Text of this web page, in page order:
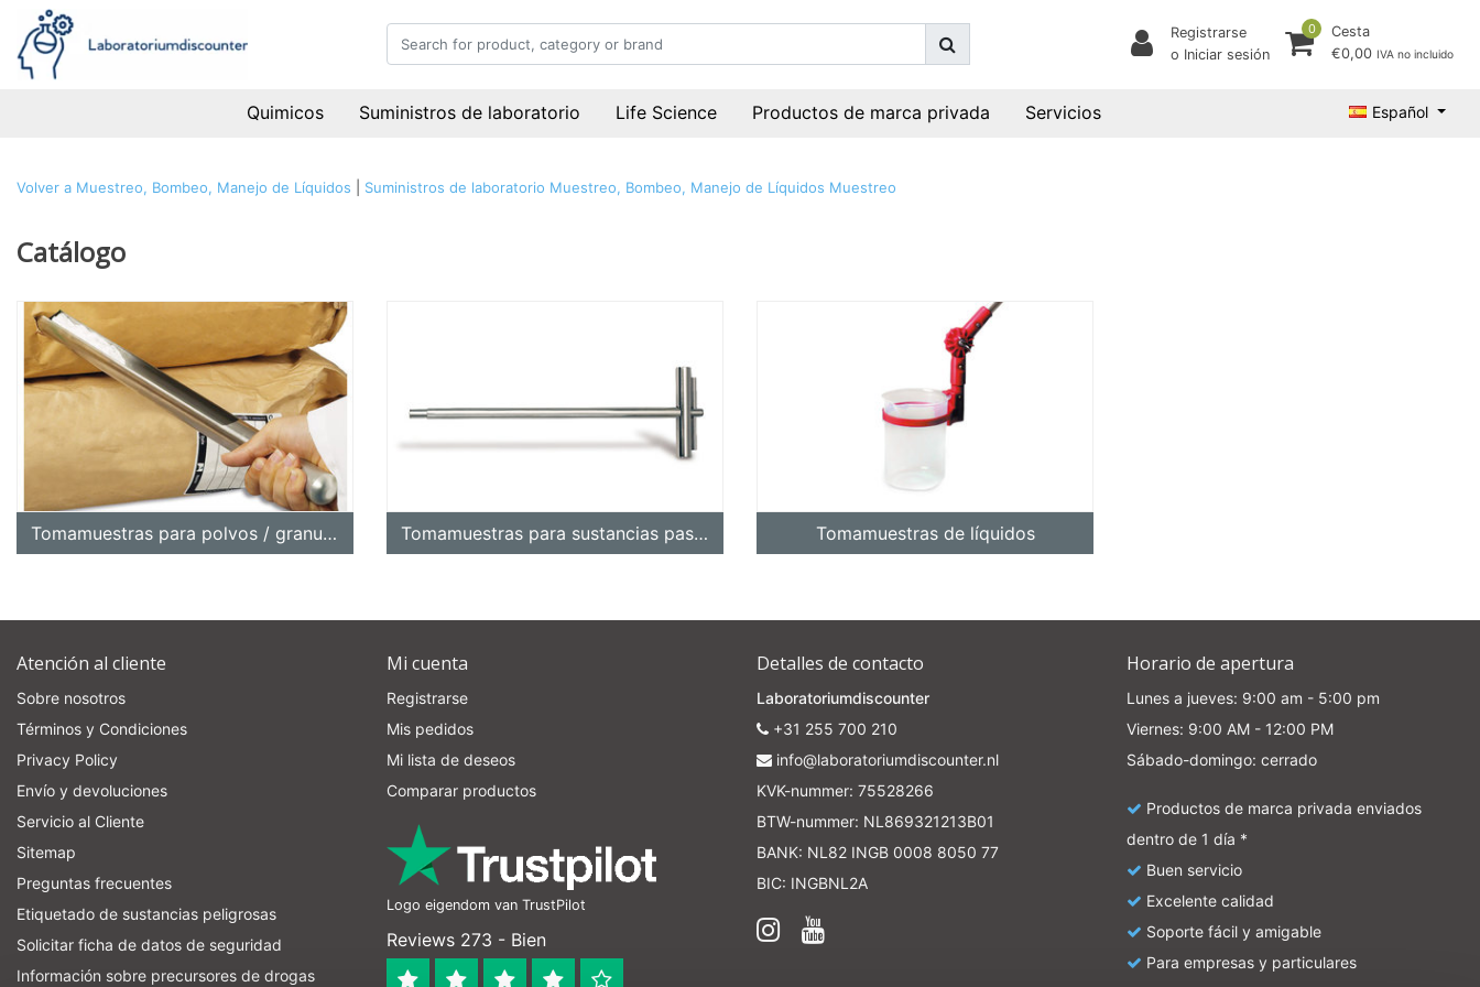
Registrarse
o Iniciar sesión
0
Cesta
€0,00 IVA no incluido
Quimicos Suministros de laboratorio Life Science Productos de marca privada Servicios Español
Volver a Muestreo, Bombeo, Manejo de Líquidos Suministros de laboratorio Muestreo, Bombeo, Manejo de Líquidos Muestreo
Catálogo
Tomamuestras para polvos / granulados Tomamuestras para sustancias pastosas / viscosas Tomamuestras de líquidos
Atención al cliente
Sobre nosotros
Términos y Condiciones
Privacy Policy
Envío y devoluciones
Servicio al Cliente
Sitemap
Preguntas frecuentes
Etiquetado de sustancias peligrosas
Solicitar ficha de datos de seguridad
Información sobre precursores de drogas
Mi cuenta
Registrarse
Mis pedidos
Mi lista de deseos
Comparar productos
Logo eigendom van TrustPilot
Reviews 273 - Bien
Detalles de contacto
Laboratoriumdiscounter
+31 255 700 210
info@laboratoriumdiscounter.nl
KVK-nummer: 75528266
BTW-nummer: NL869321213B01
BANK: NL82 INGB 0008 8050 77
BIC: INGBNL2A
Horario de apertura
Lunes a jueves: 9:00 am - 5:00 pm
Viernes: 9:00 AM - 12:00 PM
Sábado-domingo: cerrado
Productos de marca privada enviados
dentro de 1 día *
Buen servicio
Excelente calidad
Soporte fácil y amigable
Para empresas y particulares